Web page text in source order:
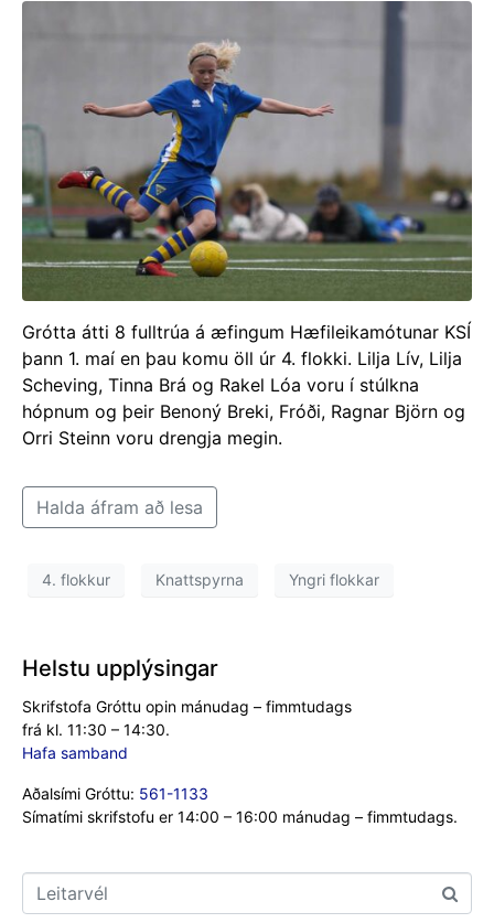
Grótta átti 8 fulltrúa á æfingum Hæfileikamótunar KSÍ
þann 1. maí en þau komu öll úr 4. flokki. Lilja Lív, Lilja
Scheving, Tinna Brá og Rakel Lóa voru í stúlkna
hópnum og þeir Benoný Breki, Fróði, Ragnar Björn og
Orri Steinn voru drengja megin.
Halda áfram að lesa
4. flokkur Knattspyrna Yngri flokkar
Helstu upplýsingar
Skrifstofa Gróttu opin mánudag – fimmtudags
frá kl. 11:30 – 14:30.
Hafa samband
Aðalsími Gróttu: 561-1133
Símatími skrifstofu er 14:00 – 16:00 mánudag – fimmtudags.